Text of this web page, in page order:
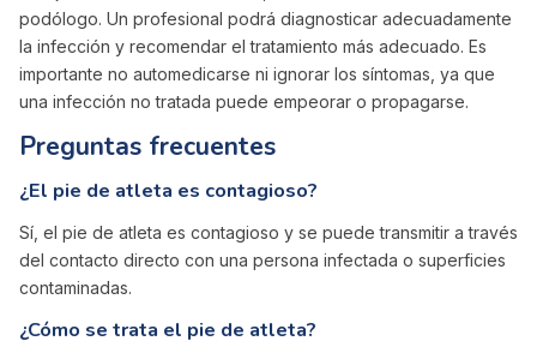
podólogo. Un profesional podrá diagnosticar adecuadamente
la infección y recomendar el tratamiento más adecuado. Es
importante no automedicarse ni ignorar los síntomas, ya que
una infección no tratada puede empeorar o propagarse.
Preguntas frecuentes
¿El pie de atleta es contagioso?
Sí, el pie de atleta es contagioso y se puede transmitir a través
del contacto directo con una persona infectada o superficies
contaminadas.
¿Cómo se trata el pie de atleta?